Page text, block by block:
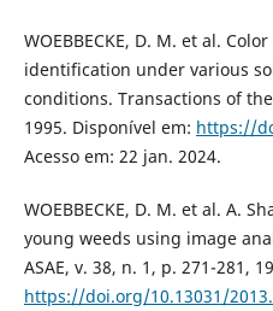
WOEBBECKE, D. M. et al.
identification under various
conditions. Transactions of
1995. Disponível em: https://
Acesso em: 22 jan. 2024.
WOEBBECKE, D. M. et al. A.
young weeds using image
ASAE, v. 38, n. 1, p. 271-281,
https://doi.org/10.13031/